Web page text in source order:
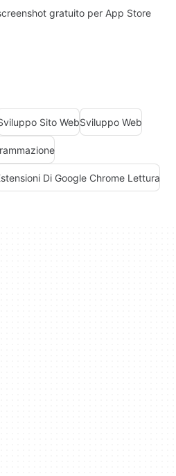
gratuito per App Store
Sito WebSviluppo Web
Di Google Chrome Lettura